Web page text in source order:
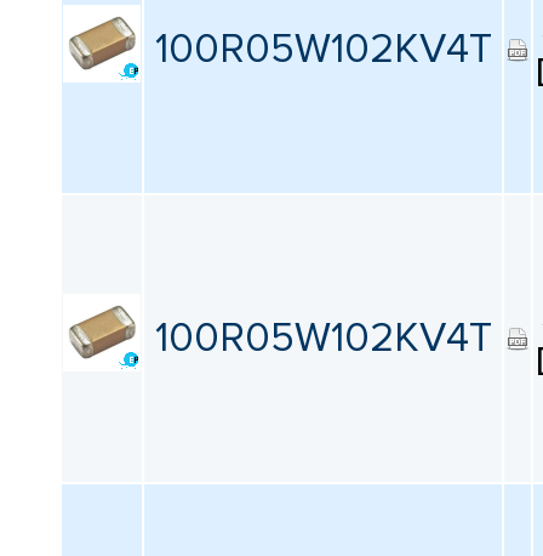
100R05W102KV4T
100R05W102KV4T